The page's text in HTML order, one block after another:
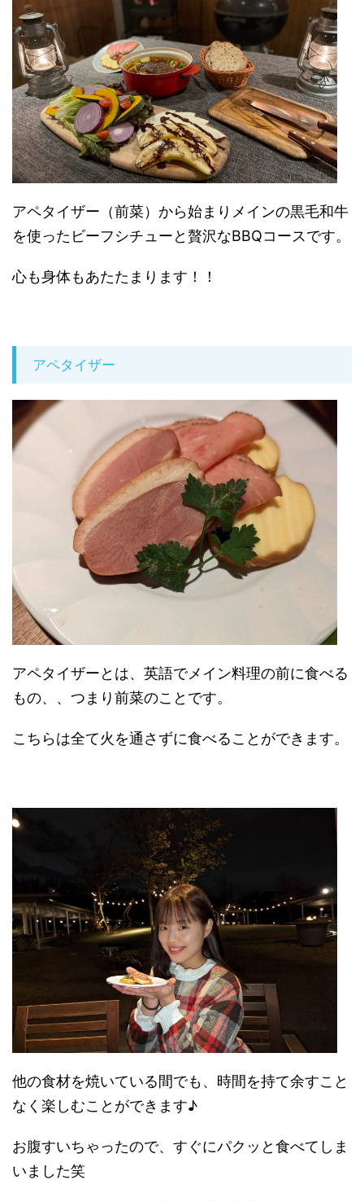
アペタイザー（前菜）から始まりメインの黒毛和牛
を使ったビーフシチューと贅沢なBBQコースです。
心も身体もあたたまります！！
アペタイザー
アペタイザーとは、英語でメイン料理の前に食べる
もの、、つまり前菜のことです。
こちらは全て火を通さずに食べることができます。
他の食材を焼いている間でも、時間を持て余すこと
なく楽しむことができます♪
お腹すいちゃったので、すぐにパクッと食べてしま
いました笑